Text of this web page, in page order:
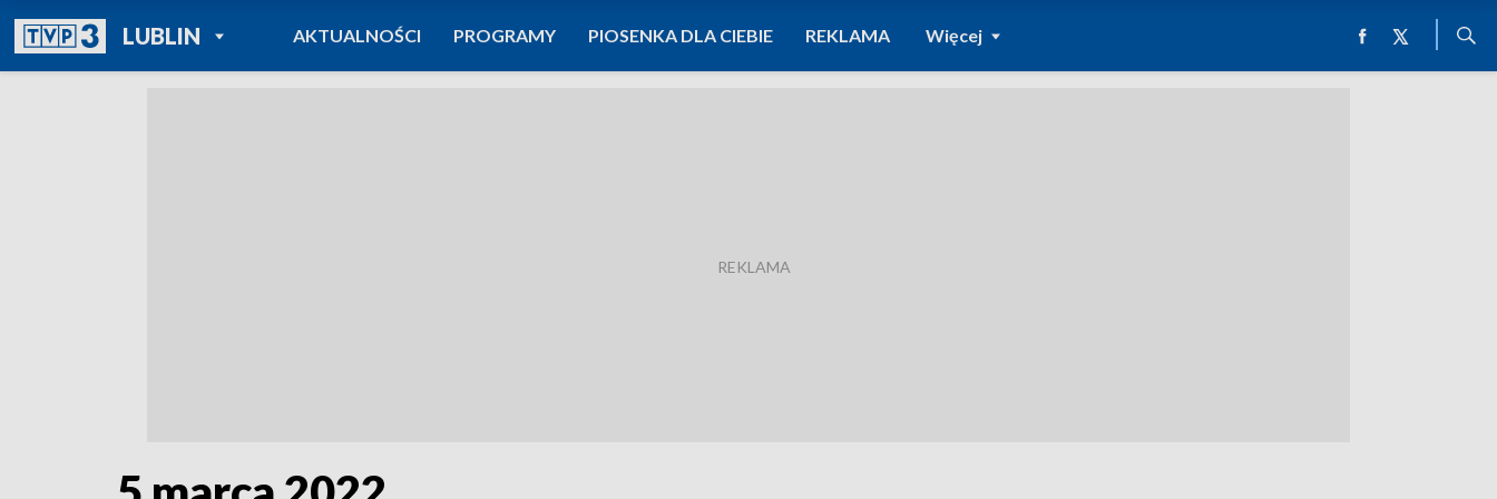
LUBLINPOWRÓT DO
TVP REGIONY
AKTUALNOŚCI PROGRAMY PIOSENKA DLA CIEBIE REKLAMA Więcej